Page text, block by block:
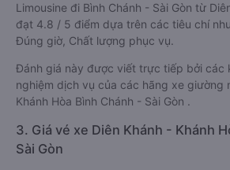
Limousine đi Bình Chánh - Sài Gòn từ
đạt 4.8 / 5 điểm dựa trên các tiêu chí
Đúng giờ, Chất lượng phục vụ.
Đánh giá này được viết trực tiếp bởi các
nghiệm dịch vụ của các hãng xe giường
Khánh Hòa Bình Chánh - Sài Gòn .
3. Giá vé xe Diên Khánh - Khánh
Sài Gòn